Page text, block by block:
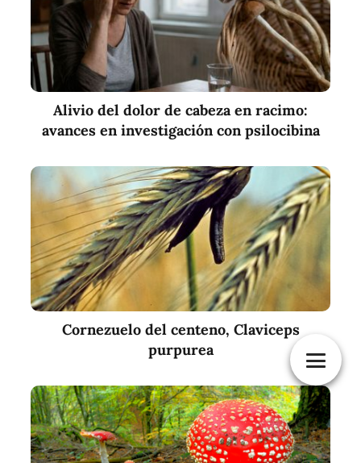
Alivio del dolor de cabeza en racimo:
avances en investigación con psilocibina
Cornezuelo del centeno, Claviceps
purpurea